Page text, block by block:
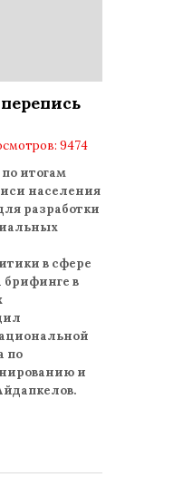
9474
итогам
населения
разработки
в сфере
брифинге в
по
и